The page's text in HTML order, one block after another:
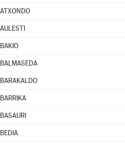
ATXONDO
AULESTI
BAKIO
BALMASEDA
BARAKALDO
BARRIKA
BASAURI
BEDIA